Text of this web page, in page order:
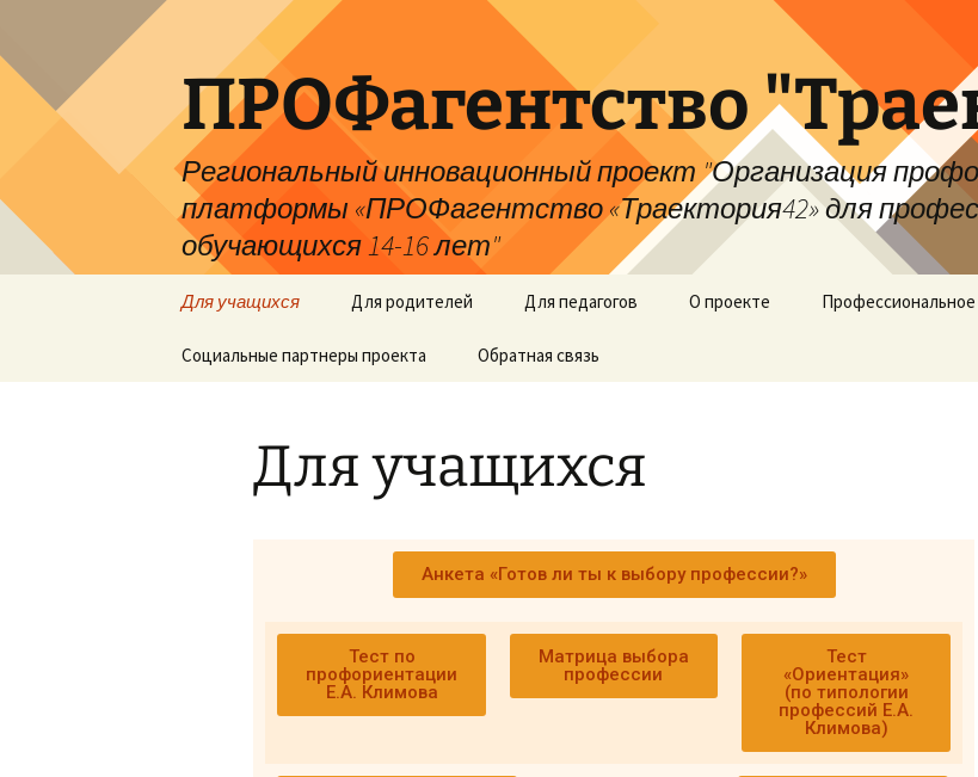
ПРОФагентство
Региональный инновационный проект "Организация
платформы «ПРОФагентство «Траектория42» для
обучающихся 14-16 лет"
Для учащихся Для родителей Для педагогов О проекте Профессиональное
Социальные партнеры проекта Обратная связь
Для учащихся
Анкета «Готов ли ты к выбору профессии?»
Тест по
профориентации
Е.А. Климова
Матрица выбора
профессии
Тест
«Ориентация»
(по типологии
профессий Е.А.
Климова)